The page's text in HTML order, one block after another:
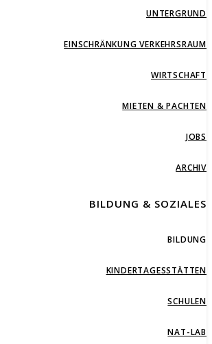
UNTERGRUND
EINSCHRÄNKUNG VERKEHRSRAUM
WIRTSCHAFT
MIETEN & PACHTEN
JOBS
ARCHIV
BILDUNG & SOZIALES
BILDUNG
KINDERTAGESSTÄTTEN
SCHULEN
NAT-LAB